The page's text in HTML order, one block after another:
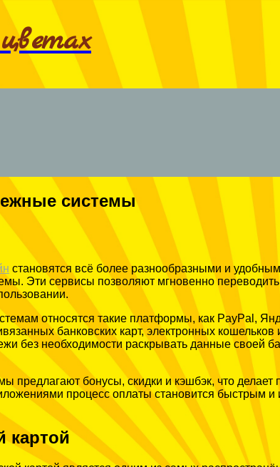
системы
становятся всё более разнообразными и
Эти сервисы позволяют мгновенно
относятся такие платформы, как PayPal,
банковских карт, электронных
без необходимости раскрывать данные своей
предлагают бонусы, скидки и кэшбэк, что
процесс оплаты становится быстрым и
картой